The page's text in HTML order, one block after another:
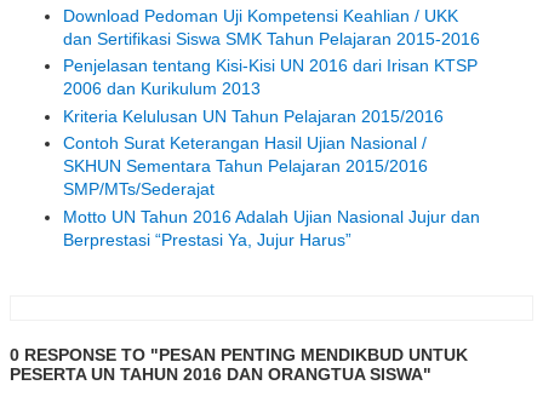
Download Pedoman Uji Kompetensi Keahlian / UKK
dan Sertifikasi Siswa SMK Tahun Pelajaran 2015-2016
Penjelasan tentang Kisi-Kisi UN 2016 dari Irisan KTSP
2006 dan Kurikulum 2013
Kriteria Kelulusan UN Tahun Pelajaran 2015/2016
Contoh Surat Keterangan Hasil Ujian Nasional /
SKHUN Sementara Tahun Pelajaran 2015/2016
SMP/MTs/Sederajat
Motto UN Tahun 2016 Adalah Ujian Nasional Jujur dan
Berprestasi “Prestasi Ya, Jujur Harus”
0 RESPONSE TO "PESAN PENTING MENDIKBUD UNTUK
PESERTA UN TAHUN 2016 DAN ORANGTUA SISWA"